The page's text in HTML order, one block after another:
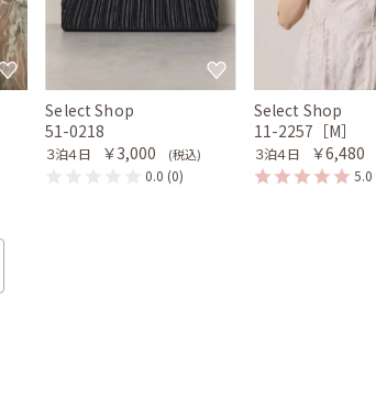
Select Shop
51-0218
３泊４日 ￥3,000 (税込)
0.0 (0)
Select Shop
11-2257［M］
３泊４日 ￥6,480
5.0